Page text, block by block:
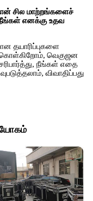
சில மாற்றங்களைச்
எனக்கு உதவ
தயாரிப்புகளை
வெகுஜன
நீங்கள் எதை
விவாதிப்பது